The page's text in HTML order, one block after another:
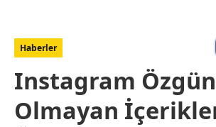
Haberler
Instagram Özgün
Olmayan